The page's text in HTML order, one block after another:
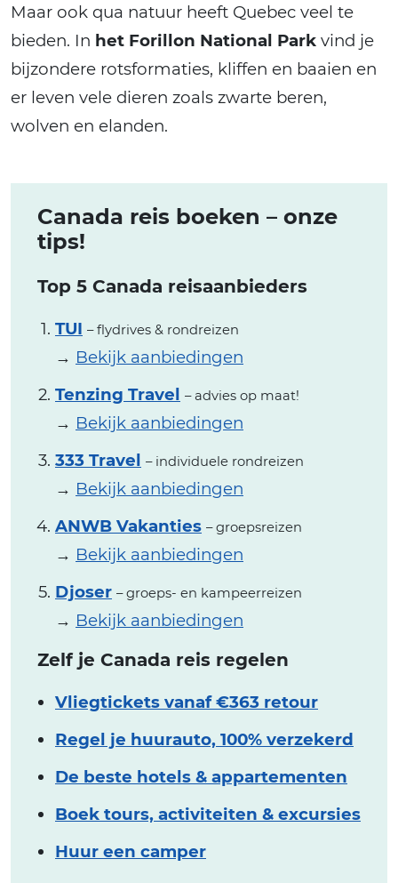
Maar ook qua natuur heeft Quebec veel te
bieden. In het Forillon National Park vind je
bijzondere rotsformaties, kliffen en baaien en
er leven vele dieren zoals zwarte beren,
wolven en elanden.
Canada reis boeken – onze
tips!
Top 5 Canada reisaanbieders
TUI – flydrives & rondreizen
→ Bekijk aanbiedingen
Tenzing Travel – advies op maat!
→ Bekijk aanbiedingen
333 Travel – individuele rondreizen
→ Bekijk aanbiedingen
ANWB Vakanties – groepsreizen
→ Bekijk aanbiedingen
Djoser – groeps- en kampeerreizen
→ Bekijk aanbiedingen
Zelf je Canada reis regelen
Vliegtickets vanaf €363 retour
Regel je huurauto, 100% verzekerd
De beste hotels & appartementen
Boek tours, activiteiten & excursies
Huur een camper